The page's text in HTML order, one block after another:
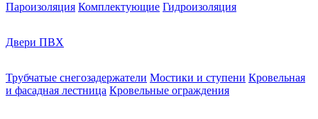
Пароизоляция Комплектующие Гидроизоляция
Двери ПВХ
Трубчатые снегозадержатели Мостики и ступени Кровельная
и фасадная лестница Кровельные ограждения